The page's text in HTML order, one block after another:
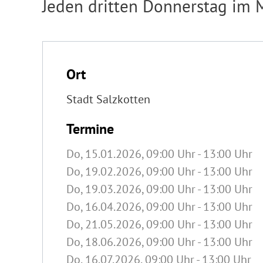
Jeden dritten Donnerstag im
Ort
Stadt Salzkotten
Termine
Do, 15.01.2026, 09:00 Uhr- 13:00 Uhr
Do, 19.02.2026, 09:00 Uhr- 13:00 Uhr
Do, 19.03.2026, 09:00 Uhr- 13:00 Uhr
Do, 16.04.2026, 09:00 Uhr- 13:00 Uhr
Do, 21.05.2026, 09:00 Uhr- 13:00 Uhr
Do, 18.06.2026, 09:00 Uhr- 13:00 Uhr
Do, 16.07.2026, 09:00 Uhr- 13:00 Uhr